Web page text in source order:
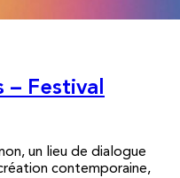
– Festival
un lieu de dialogue
contemporaine,